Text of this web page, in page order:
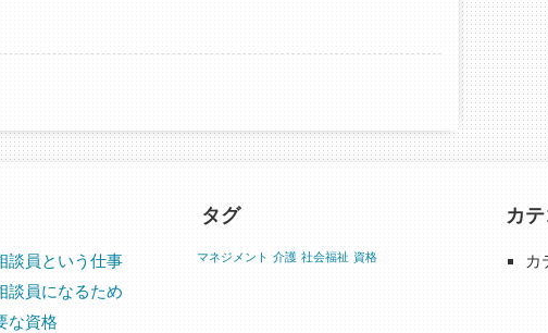
談員という仕事
談員になるため
な資格
タグ
マネジメント 介護 社会福祉 資格
カ
カ